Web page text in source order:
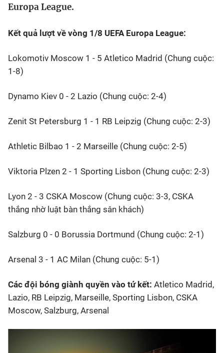
Thể thao Điện tử
Bên lề
Europa League.
Kết quả lượt về vòng 1/8 UEFA Europa League:
Lokomotiv Moscow 1 - 5 Atletico Madrid (Chung cuộc:
1-8)
Dynamo Kiev 0 - 2 Lazio (Chung cuộc: 2-4)
Zenit St Petersburg 1 - 1 RB Leipzig (Chung cuộc: 2-3)
Athletic Bilbao 1 - 2 Marseille (Chung cuộc: 2-5)
Viktoria Plzen 2 - 1 Sporting Lisbon (Chung cuộc: 2-3)
Lyon 2 - 3 CSKA Moscow (Chung cuộc: 3-3, CSKA
thắng nhờ luật bàn thắng sân khách)
Salzburg 0 - 0 Borussia Dortmund (Chung cuộc: 2-1)
Arsenal 3 - 1 AC Milan (Chung cuộc: 5-1)
Các đội bóng giành quyền vào tứ kết: Atletico Madrid,
Lazio, RB Leipzig, Marseille, Sporting Lisbon, CSKA
Moscow, Salzburg, Arsenal